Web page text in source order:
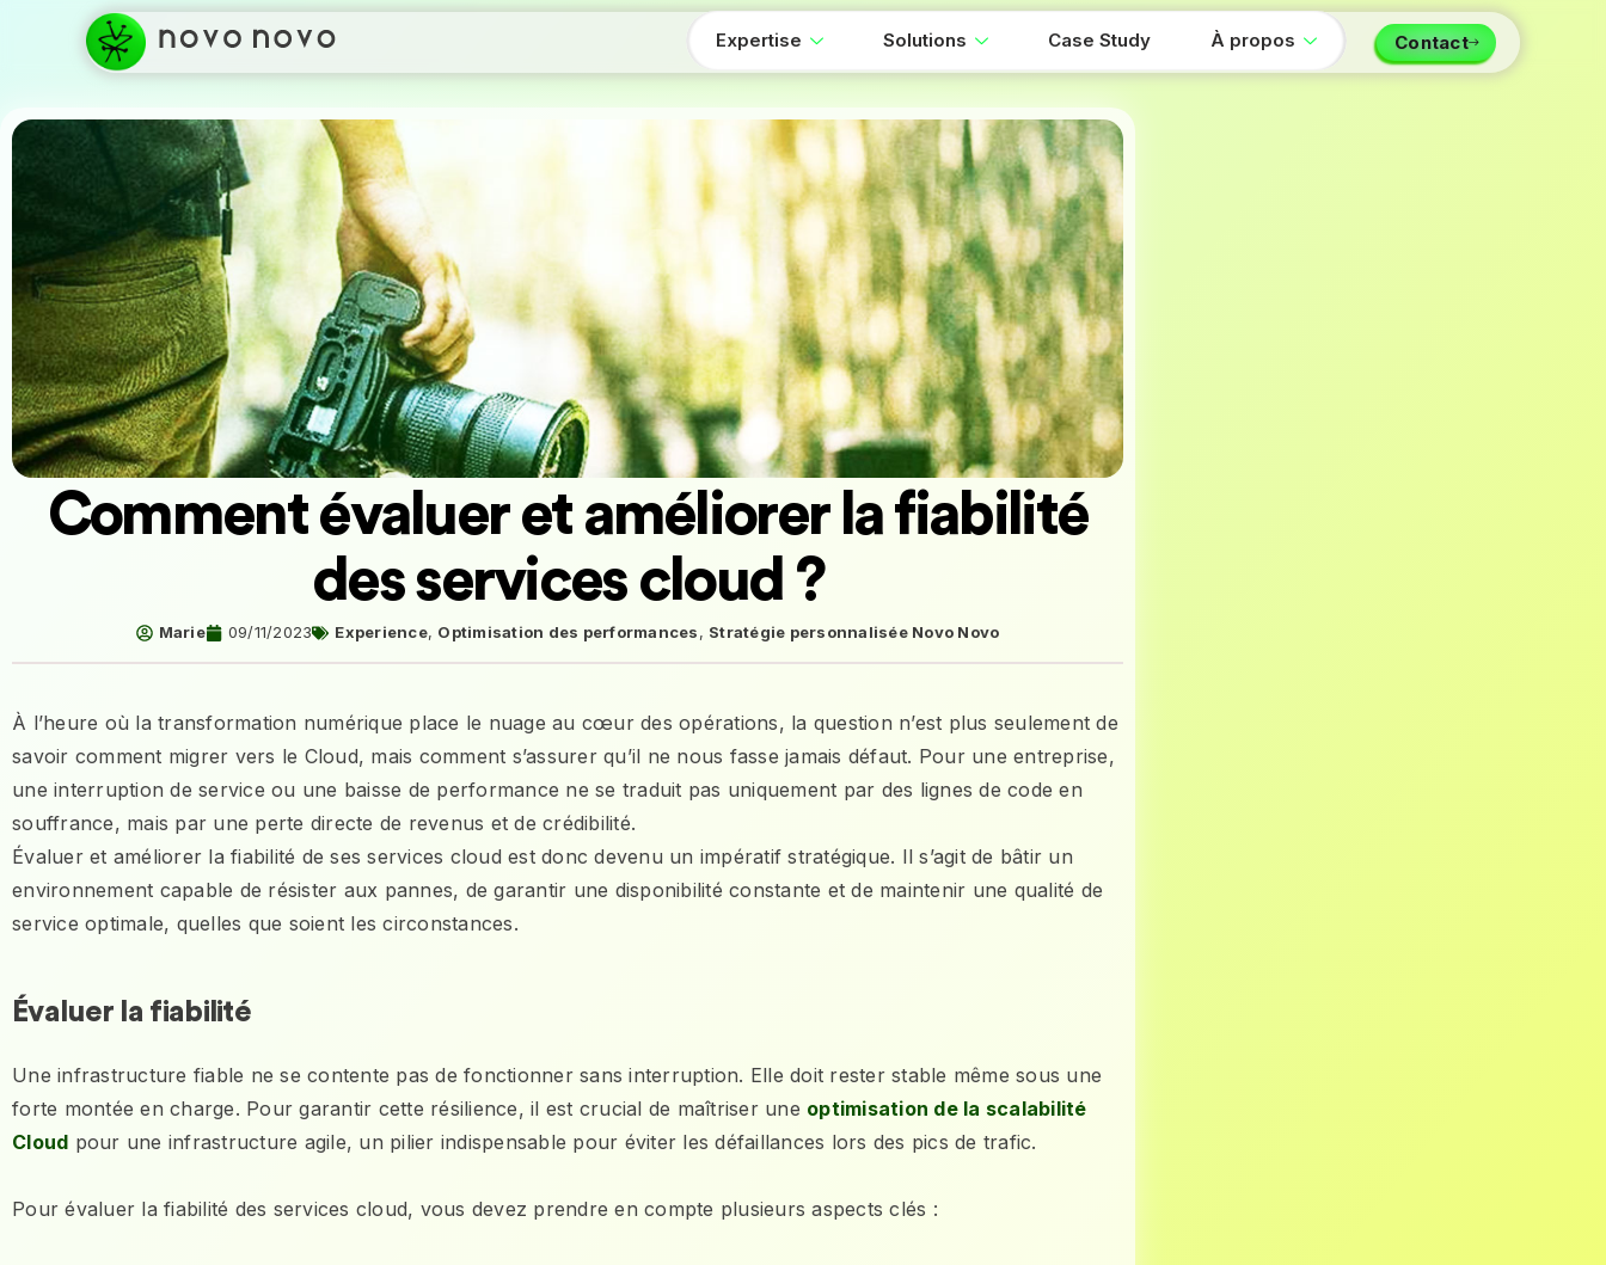
Expertise Solutions Case Study À propos Contact
Comment évaluer et améliorer la fiabilité
des services cloud ?
Marie 09/11/2023 Experience, Optimisation des performances, Stratégie personnalisée Novo Novo
À l’heure où la transformation numérique place le nuage au cœur des opérations, la question n’est plus seulement de
savoir comment migrer vers le Cloud, mais comment s’assurer qu’il ne nous fasse jamais défaut. Pour une entreprise,
une interruption de service ou une baisse de performance ne se traduit pas uniquement par des lignes de code en
souffrance, mais par une perte directe de revenus et de crédibilité.
Évaluer et améliorer la fiabilité de ses services cloud est donc devenu un impératif stratégique. Il s’agit de bâtir un
environnement capable de résister aux pannes, de garantir une disponibilité constante et de maintenir une qualité de
service optimale, quelles que soient les circonstances.
Évaluer la fiabilité
Une infrastructure fiable ne se contente pas de fonctionner sans interruption. Elle doit rester stable même sous une
forte montée en charge. Pour garantir cette résilience, il est crucial de maîtriser une optimisation de la scalabilité
Cloud pour une infrastructure agile, un pilier indispensable pour éviter les défaillances lors des pics de trafic.
Pour évaluer la fiabilité des services cloud, vous devez prendre en compte plusieurs aspects clés :